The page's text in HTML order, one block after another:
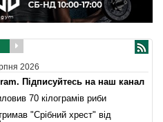
2026
Підписуйтесь на наш канал
70 кілограмів риби
"Срібний хрест" від